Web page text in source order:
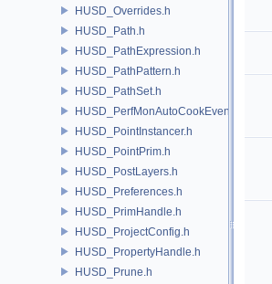
HUSD_Overrides.h
HUSD_Path.h
HUSD_PathExpression.h
HUSD_PathPattern.h
HUSD_PathSet.h
HUSD_PerfMonAutoCookEvent.h
HUSD_PointInstancer.h
HUSD_PointPrim.h
HUSD_PostLayers.h
HUSD_Preferences.h
HUSD_PrimHandle.h
HUSD_ProjectConfig.h
HUSD_PropertyHandle.h
HUSD_Prune.h